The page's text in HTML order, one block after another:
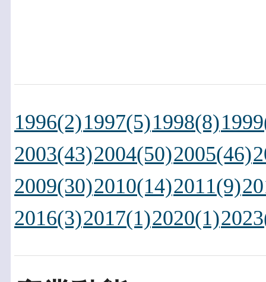
1996(2)1997(5)1998(8)
2003(43)2004(50)2005(46)
2009(30)2010(14)2011(9)
2016(3)2017(1)2020(1)